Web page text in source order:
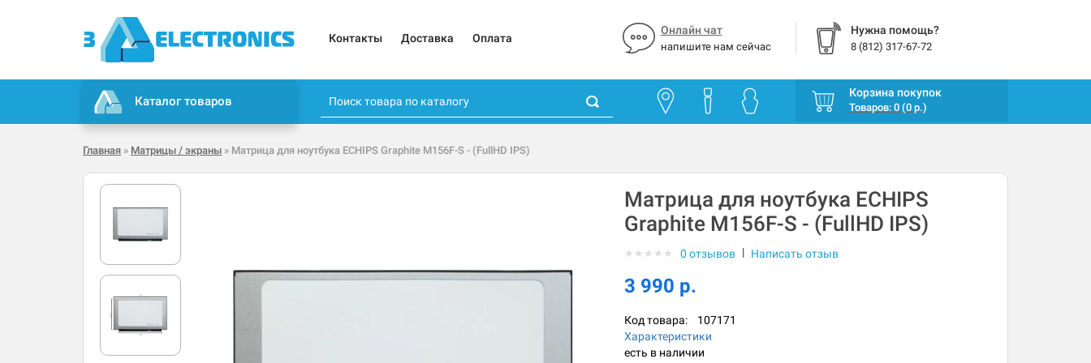
Контакты Доставка Оплата
Онлайн чат
напишите нам сейчас
Нужна помощь?
8 (812) 317-67-72
Каталог товаров
Корзина покупок
Товаров: 0 (0 р.)
Главная » Матрицы / экраны » Матрица для ноутбука ECHIPS Graphite M156F-S - (FullHD IPS)
Матрица для ноутбука ECHIPS
Graphite M156F-S - (FullHD IPS)
★ ★ ★ ★ ★ 0 отзывов | Написать отзыв
3 990 р.
Код товара: 107171
Характеристики
есть в наличии